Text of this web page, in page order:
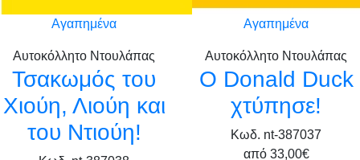
Αγαπημένα
Αυτοκόλλητο Ντουλάπας
Τσακωμός του
Χιούη, Λιούη και
του Ντιούη!
Αγαπημένα
Αυτοκόλλητο Ντουλάπας
Ο Donald Duck
χτύπησε!
Κωδ. nt-387037
από 33,00€